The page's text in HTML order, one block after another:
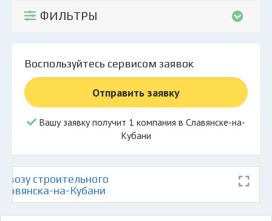
Личный кабинет
ФИЛЬТРЫ
Воспользуйтесь сервисом заявок
Отправить заявку
Вашу заявку получит 1 компания в Славянске-на-
Кубани
строительного
на-Кубани